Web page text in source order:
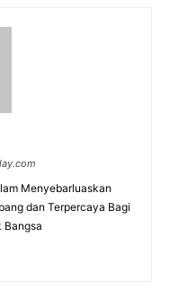
Menyebarluaskan
dan Terpercaya Bagi
Bangsa